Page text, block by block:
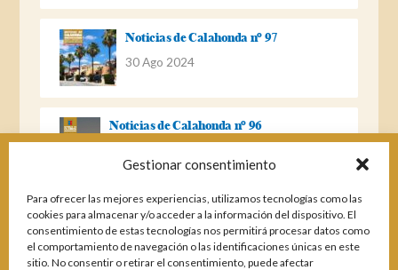
Gestionar consentimiento
Para ofrecer las mejores experiencias, utilizamos tecnologías como las
cookies para almacenar y/o acceder a la información del dispositivo. El
consentimiento de estas tecnologías nos permitirá procesar datos como
el comportamiento de navegación o las identificaciones únicas en este
sitio. No consentir o retirar el consentimiento, puede afectar
Noticias de Calahonda nº 97
30 Ago 2024
Noticias de Calahonda nº 96
Noticias de Calahonda Nº 95
04 Ene 2023